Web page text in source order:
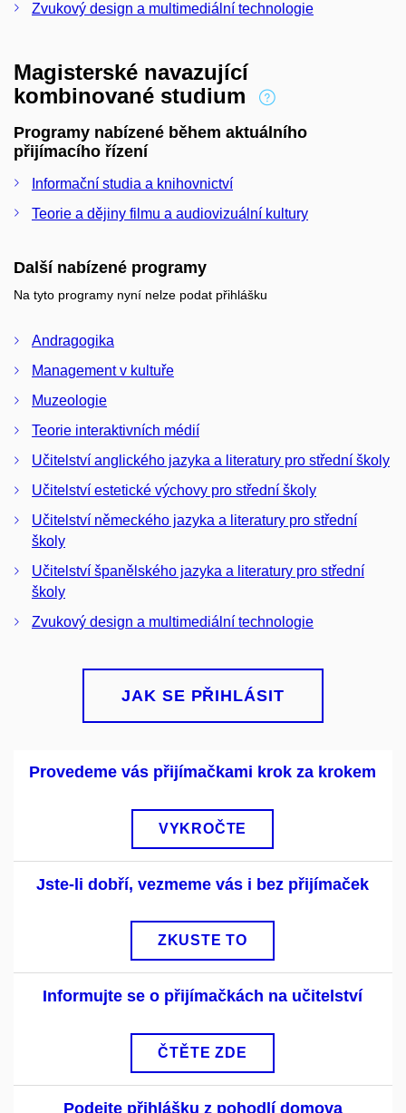
Zvukový design a multimediální technologie
Magisterské navazující
kombinované studium
Programy nabízené během aktuálního
přijímacího řízení
Informační studia a knihovnictví
Teorie a dějiny filmu a audiovizuální kultury
Další nabízené programy
Na tyto programy nyní nelze podat přihlášku
Andragogika
Management v kultuře
Muzeologie
Teorie interaktivních médií
Učitelství anglického jazyka a literatury pro střední školy
Učitelství estetické výchovy pro střední školy
Učitelství německého jazyka a literatury pro střední
školy
Učitelství španělského jazyka a literatury pro střední
školy
Zvukový design a multimediální technologie
JAK SE PŘIHLÁSIT
Provedeme vás přijímačkami krok za krokem
VYKROČTE
Jste-li dobří, vezmeme vás i bez přijímaček
ZKUSTE TO
Informujte se o přijímačkách na učitelství
ČTĚTE ZDE
Podejte přihlášku z pohodlí domova